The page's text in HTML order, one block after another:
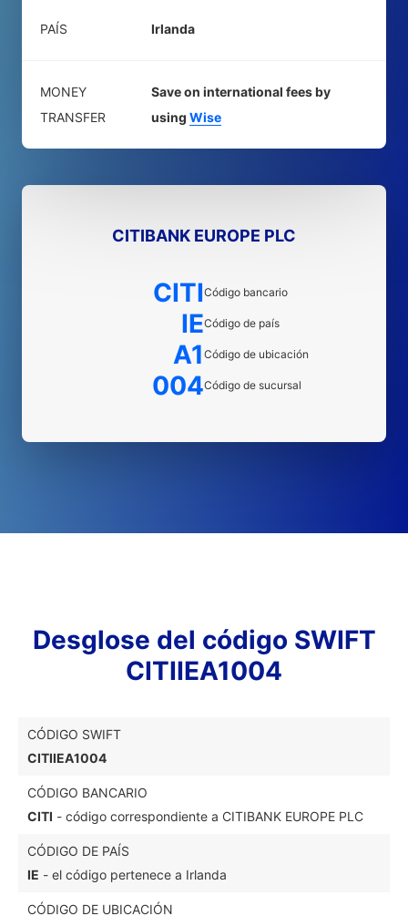
PAÍS Irlanda
MONEY
TRANSFER
Save on international fees by
using Wise
CITIBANK EUROPE PLC
CITICódigo bancario
IECódigo de país
A1 Código de ubicación
004Código de sucursal
Desglose del código SWIFT
CITIIEA1004
CÓDIGO SWIFT
CITIIEA1004
CÓDIGO BANCARIO
CITI - código correspondiente a CITIBANK EUROPE PLC
CÓDIGO DE PAÍS
IE - el código pertenece a Irlanda
CÓDIGO DE UBICACIÓN